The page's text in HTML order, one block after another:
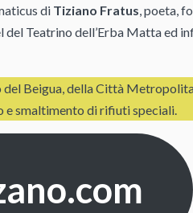
di Tiziano Fratus, poeta,
Teatrino dell’Erba Matta ed
Beigua, della Città
e smaltimento di rifiuti speciali.